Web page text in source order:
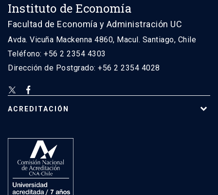
Instituto de Economía
Facultad de Economía y Administración UC
Avda. Vicuña Mackenna 4860, Macul. Santiago, Chile
Teléfono: +56 2 2354 4303
Dirección de Postgrado: +56 2 2354 4028
ACREDITACIÓN